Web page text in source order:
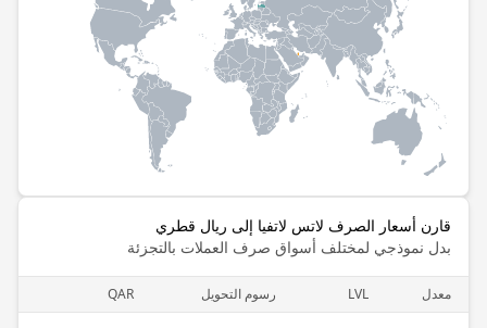
قارن أسعار الصرف لاتس لاتفيا إلى ريال قطري
بدل نموذجي لمختلف أسواق صرف العملات بالتجزئة
معدل LVL رسوم التحويل QAR